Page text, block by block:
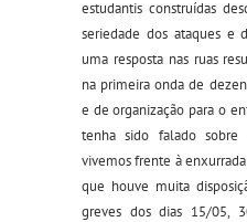
estudantis construídas
seriedade dos ataques e
uma resposta nas ruas
na primeira onda de
e de organização para o
tenha sido falado
vivemos frente à
que houve muita
greves dos dias 15/05,